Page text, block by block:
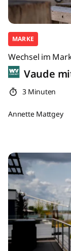
MARKE
Wechsel im
Vaude
3 Minuten
Annette Mattgey